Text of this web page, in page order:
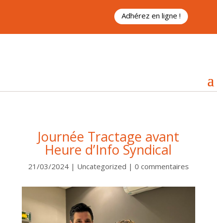
Adhérez en ligne !
Journée Tractage avant
Heure d’Info Syndical
21/03/2024| Uncategorized | 0 commentaires